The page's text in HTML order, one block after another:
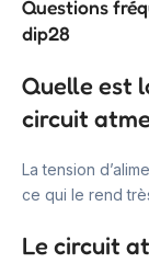
Questions
dip28
Quelle est
circuit
La tension
ce qui le rend
Le circuit